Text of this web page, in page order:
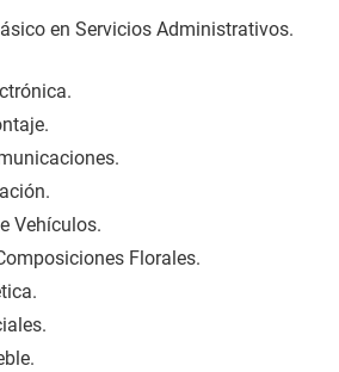
en Servicios Administrativos.
Vehículos.
Florales.